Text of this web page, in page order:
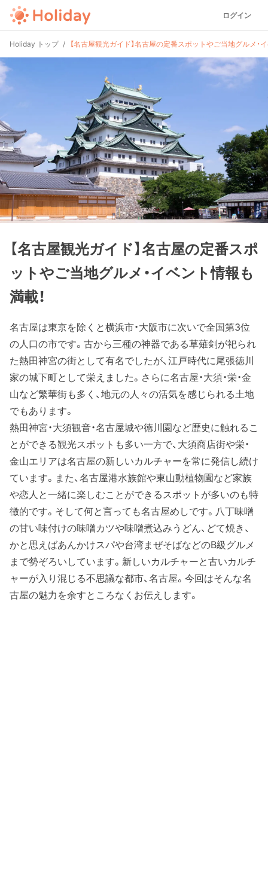
ログイン
Holiday トップ 【名古屋観光ガイド】名古屋の定番スポットやご当地グルメ・
【名古屋観光ガイド】名古屋の定番スポ
ットやご当地グルメ・イベント情報も
満載！
名古屋は東京を除くと横浜市・大阪市に次いで全国第3位
の人口の市です。古から三種の神器である草薙剣が祀られ
た熱田神宮の街として有名でしたが、江戸時代に尾張徳川
家の城下町として栄えました。さらに名古屋・大須・栄・金
山など繁華街も多く、地元の人々の活気を感じられる土地
でもあります。
熱田神宮・大須観音・名古屋城や徳川園など歴史に触れるこ
とができる観光スポットも多い一方で、大須商店街や栄・
金山エリアは名古屋の新しいカルチャーを常に発信し続け
ています。また、名古屋港水族館や東山動植物園など家族
や恋人と一緒に楽しむことができるスポットが多いのも特
徴的です。そして何と言っても名古屋めしです。八丁味噌
の甘い味付けの味噌カツや味噌煮込みうどん、どて焼き、
かと思えばあんかけスパや台湾まぜそばなどのB級グルメ
まで勢ぞろいしています。新しいカルチャーと古いカルチ
ャーが入り混じる不思議な都市、名古屋。今回はそんな名
古屋の魅力を余すところなくお伝えします。